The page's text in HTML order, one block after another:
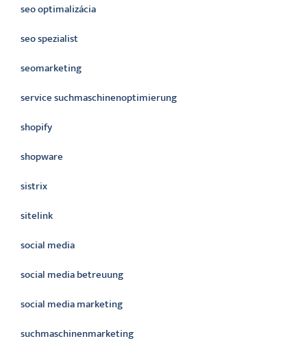
seo optimalizácia
seo spezialist
seomarketing
service suchmaschinenoptimierung
shopify
shopware
sistrix
sitelink
social media
social media betreuung
social media marketing
suchmaschinenmarketing